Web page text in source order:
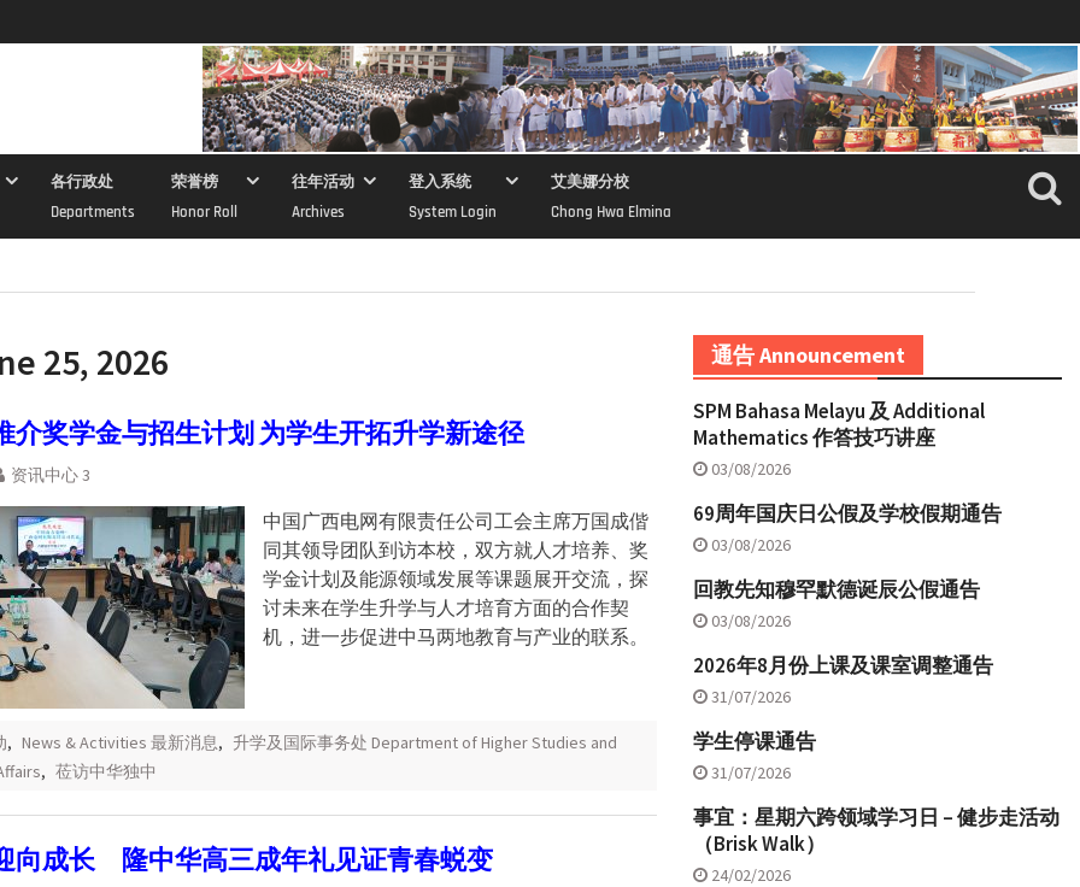
各行政处
Departments
荣誉榜
Honor Roll
往年活动
Archives
登入系统
System Login
艾美娜分校
Chong Hwa Elmina
25, 2026
介奖学金与招生计划 为学生开拓升学新途径
资讯中心 3
中国广西电网有限责任公司工会主席万国成偕
同其领导团队到访本校，双方就人才培养、奖
学金计划及能源领域发展等课题展开交流，探
讨未来在学生升学与人才培育方面的合作契
机，进一步促进中马两地教育与产业的联系。
, News & Activities 最新消息, 升学及国际事务处 Department of Higher Studies and
, 莅访中华独中
向成长 隆中华高三成年礼见证青春蜕变
通告 Announcement
SPM Bahasa Melayu 及 Additional
Mathematics 作答技巧讲座
03/08/2026
69周年国庆日公假及学校假期通告
03/08/2026
回教先知穆罕默德诞辰公假通告
03/08/2026
2026年8月份上课及课室调整通告
31/07/2026
学生停课通告
31/07/2026
事宜：星期六跨领域学习日 – 健步走活动
（Brisk Walk）
24/02/2026